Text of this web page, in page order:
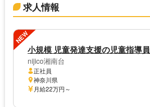
求人情報
NEW
小規模 児童発達支援の児童指導員
nijico湘南台
正社員
神奈川県
月給22万円～